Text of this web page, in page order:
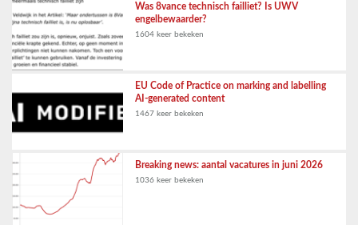
Was 8vance technisch failliet? Is UWV
engelbewaarder?
1604 keer bekeken
EU Code of Practice on marking and labelling
AI-generated content
1467 keer bekeken
Breaking news: aantal vacatures in juni 2026
1036 keer bekeken